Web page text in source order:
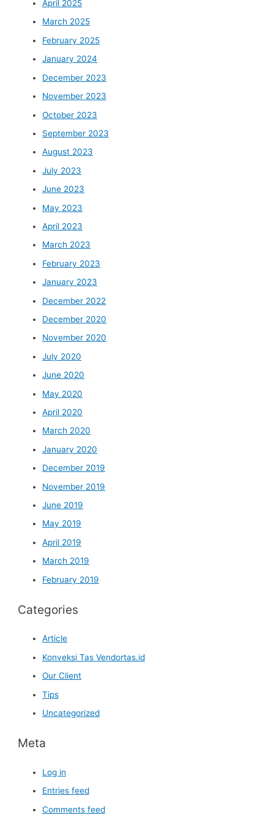
April 2025
March 2025
February 2025
January 2024
December 2023
November 2023
October 2023
September 2023
August 2023
July 2023
June 2023
May 2023
April 2023
March 2023
February 2023
January 2023
December 2022
December 2020
November 2020
July 2020
June 2020
May 2020
April 2020
March 2020
January 2020
December 2019
November 2019
June 2019
May 2019
April 2019
March 2019
February 2019
Categories
Article
Konveksi Tas Vendortas.id
Our Client
Tips
Uncategorized
Meta
Log in
Entries feed
Comments feed